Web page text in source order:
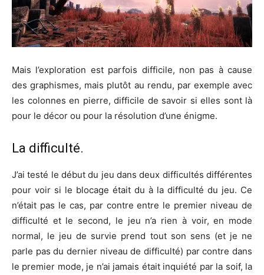
Mais l’exploration est parfois difficile, non pas à cause
des graphismes, mais plutôt au rendu, par exemple avec
les colonnes en pierre, difficile de savoir si elles sont là
pour le décor ou pour la résolution d’une énigme.
La difficulté.
J’ai testé le début du jeu dans deux difficultés différentes
pour voir si le blocage était du à la difficulté du jeu. Ce
n’était pas le cas, par contre entre le premier niveau de
difficulté et le second, le jeu n’a rien à voir, en mode
normal, le jeu de survie prend tout son sens (et je ne
parle pas du dernier niveau de difficulté) par contre dans
le premier mode, je n’ai jamais était inquiété par la soif, la